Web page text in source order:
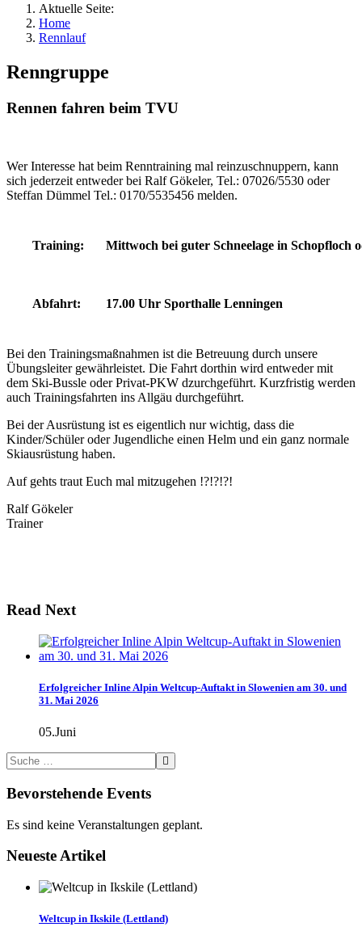
Aktuelle Seite:
Home
Rennlauf
Renngruppe
Rennen fahren beim TVU
Wer Interesse hat beim Renntraining mal reinzuschnuppern, kann
sich jederzeit entweder bei Ralf Gökeler, Tel.: 07026/5530 oder
Steffan Dümmel Tel.: 0170/5535456 melden.
Training: Mittwoch bei guter Schneelage in Schopfloch
Abfahrt: 17.00 Uhr Sporthalle Lenningen
Bei den Trainingsmaßnahmen ist die Betreuung durch unsere
Übungsleiter gewährleistet. Die Fahrt dorthin wird entweder mit
dem Ski-Bussle oder Privat-PKW dzurchgeführt. Kurzfristig werden
auch Trainingsfahrten ins Allgäu durchgeführt.
Bei der Ausrüstung ist es eigentlich nur wichtig, dass die
Kinder/Schüler oder Jugendliche einen Helm und ein ganz normale
Skiausrüstung haben.
Auf gehts traut Euch mal mitzugehen !?!?!?!
Ralf Gökeler
Trainer
Read Next
Erfolgreicher Inline Alpin Weltcup-Auftakt in Slowenien am 30. und
31. Mai 2026
05.Juni
Bevorstehende Events
Es sind keine Veranstaltungen geplant.
Neueste Artikel
Weltcup in Ikskile (Lettland)